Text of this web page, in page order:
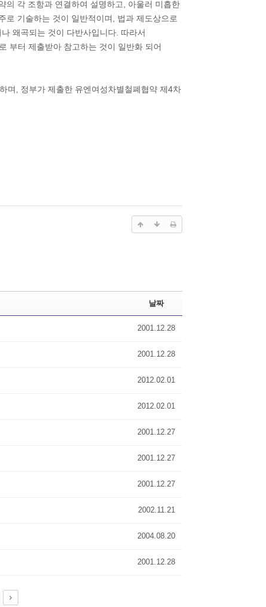
의 각 조항과 연결하여 설명하고, 아울러 미흡한
로 기술하는 것이 일반적이며, 법과 제도상으로
왜곡되는 것이 다반사입니다. 따라서
부터 제출받아 참고하는 것이 일반화 되어
며, 정부가 제출한 유엔여성차별철폐협약 제4차
날짜
2001.12.28
2001.12.28
2012.02.01
2012.02.01
2001.12.27
2001.12.27
2001.12.27
2002.11.21
2004.08.20
2001.12.28